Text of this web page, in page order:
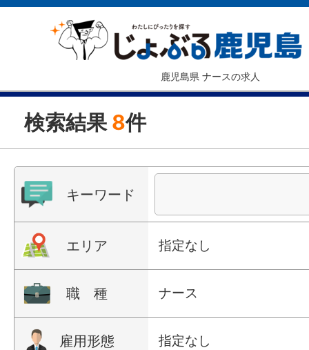
鹿児島県 ナースの求人
検索結果 8件
キーワード
エリア 指定なし
職 種 ナース
雇用形態 指定なし